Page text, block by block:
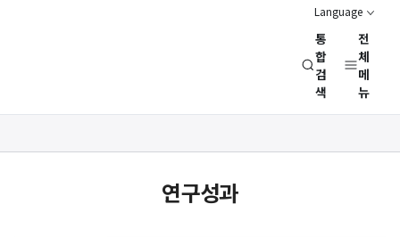
Language
통
합
검
색
전
체
메
뉴
연구성과